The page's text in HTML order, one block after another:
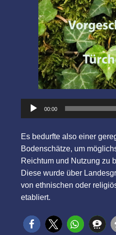
Audio-
Player
00:00
Es bedurfte also einer
Bodenschätze, um
Reichtum und Nutzung zu
Diese wurde über
von ethnischen oder
etabliert.